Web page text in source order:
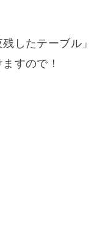
したテーブル」
すので！